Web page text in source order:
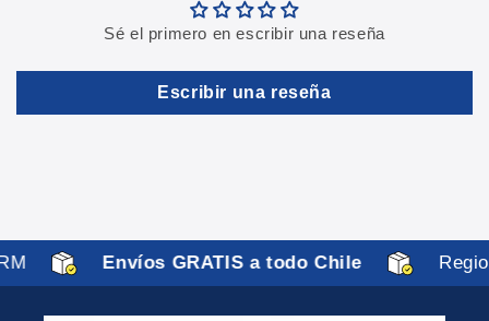
Sé el primero en escribir una reseña
Escribir una reseña
Envíos GRATIS a todo Chile